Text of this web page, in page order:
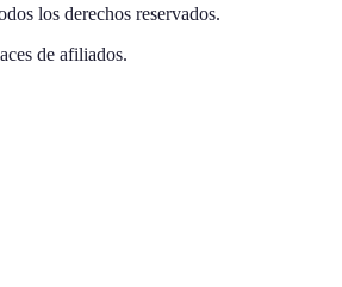
los derechos reservados.
de afiliados.